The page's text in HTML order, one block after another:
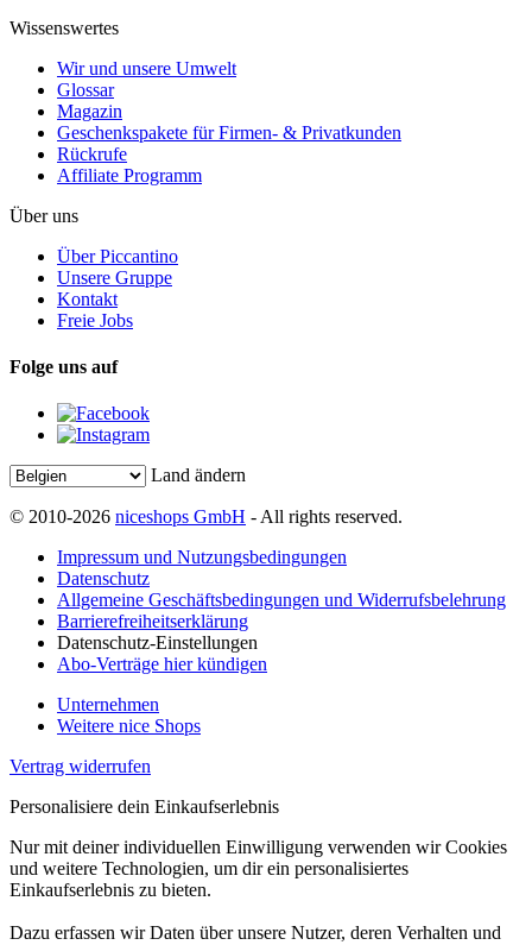
Wissenswertes
Wir und unsere Umwelt
Glossar
Magazin
Geschenkspakete für Firmen- & Privatkunden
Rückrufe
Affiliate Programm
Über uns
Über Piccantino
Unsere Gruppe
Kontakt
Freie Jobs
Folge uns auf
Land ändern
© 2010-2026 niceshops GmbH - All rights reserved.
Impressum und Nutzungsbedingungen
Datenschutz
Allgemeine Geschäftsbedingungen und Widerrufsbelehrung
Barrierefreiheitserklärung
Datenschutz-Einstellungen
Abo-Verträge hier kündigen
Unternehmen
Weitere nice Shops
Vertrag widerrufen
Personalisiere dein Einkaufserlebnis
Nur mit deiner individuellen Einwilligung verwenden wir Cookies
und weitere Technologien, um dir ein personalisiertes
Einkaufserlebnis zu bieten.
Dazu erfassen wir Daten über unsere Nutzer, deren Verhalten und